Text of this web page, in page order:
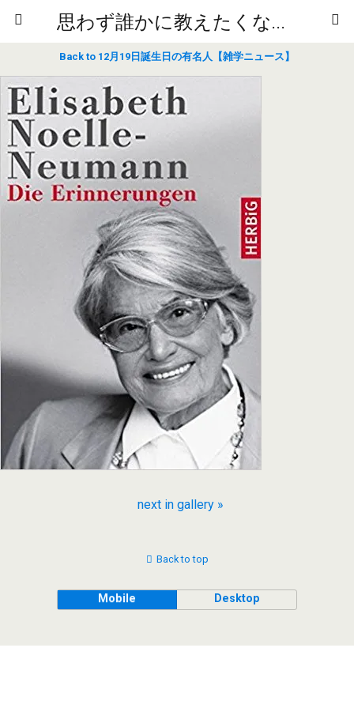
思わず誰かに教えたくなるニュースや雑学
Back to 12月19日誕生日の有名人【雑学ニュース】
next in gallery »
Back to top
Mobile Desktop